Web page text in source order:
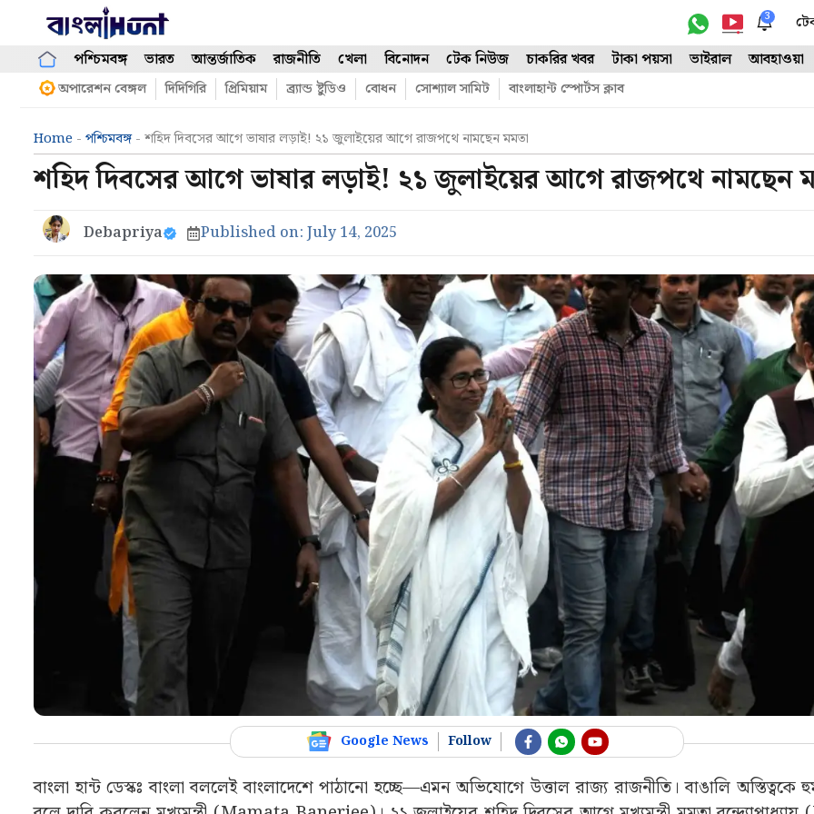
content
3
পশ্চিমবঙ্গ ভারত আন্তর্জাতিক রাজনীতি খেলা বিনোদন টেক নিউজ চাকরির খবর টাকা পয়সা ভাইরাল আবহাওয়া
অপারেশন বেঙ্গল দিদিগিরি প্রিমিয়াম ব্র্যান্ড ষ্টুডিও বোধন সোশ্যাল সামিট বাংলাহান্ট স্পোর্টস ক্লাব
Home - পশ্চিমবঙ্গ- শহিদ দিবসের আগে ভাষার লড়াই! ২১ জুলাইয়ের আগে রাজপথে নামছেন মমতা
শহিদ দিবসের আগে ভাষার লড়াই! ২১ জুলাইয়ের আগে রাজপথে নামছেন
Debapriya Published on: July 14, 2025
Google News Follow
বাংলা হান্ট ডেস্কঃ বাংলা বললেই বাংলাদেশে পাঠানো হচ্ছে—এমন অভিযোগে উত্তাল রাজ্য রাজনীতি। বাঙালি অস্তিত্বকে